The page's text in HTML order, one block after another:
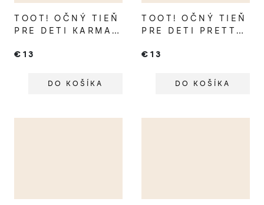
TOOT! OČNÝ TIEŇ
PRE DETI KARMA
€13
DO KOŠÍKA
TOOT! OČNÝ TIEŇ
PRE DETI PRETTY
€13
DO KOŠÍKA